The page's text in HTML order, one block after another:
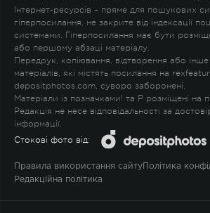
Інтернет-ресурсів – пряме для пошукових
гіперпосилання, не закрите від індексації
системами. Гіперпосилання має бути
або першому абзаці матеріалу.
Передрук, копіювання, відтворення або
матеріалів, які містять посилання на
depositphotos.com, суворо заборонені.
Матеріали із позначками! та P розміщені на
Редакція не несе відповідальності за
інформації.
Стокові фото від:
Правила використання сайту Політика
Редакційна політика